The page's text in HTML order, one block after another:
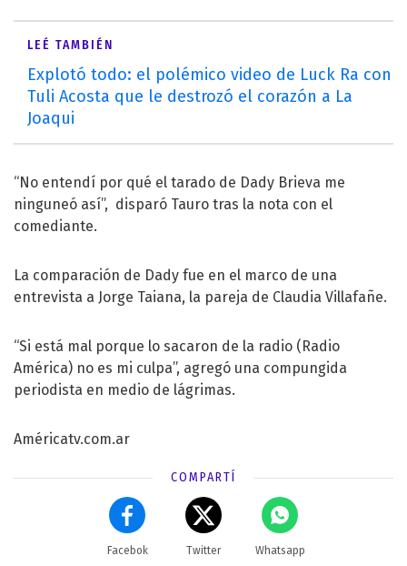
LEÉ TAMBIÉN
Explotó todo: el polémico video de Luck Ra con
Tuli Acosta que le destrozó el corazón a La
Joaqui
“No entendí por qué el tarado de Dady Brieva me
ninguneó así”, disparó Tauro tras la nota con el
comediante.
La comparación de Dady fue en el marco de una
entrevista a Jorge Taiana, la pareja de Claudia Villafañe.
“Si está mal porque lo sacaron de la radio (Radio
América) no es mi culpa”, agregó una compungida
periodista en medio de lágrimas.
Américatv.com.ar
COMPARTÍ
Facebok Twitter Whatsapp